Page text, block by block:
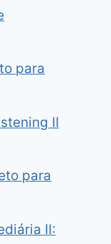
para
II
para
II: